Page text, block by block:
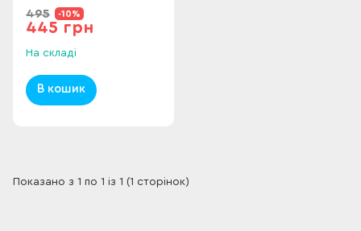
495 -10%
445 грн
На складі
В кошик
Показано з 1 по 1 із 1 (1 сторінок)